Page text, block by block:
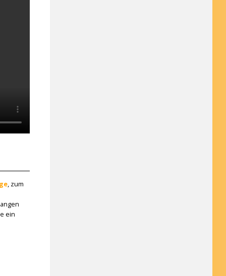
, zum
ein